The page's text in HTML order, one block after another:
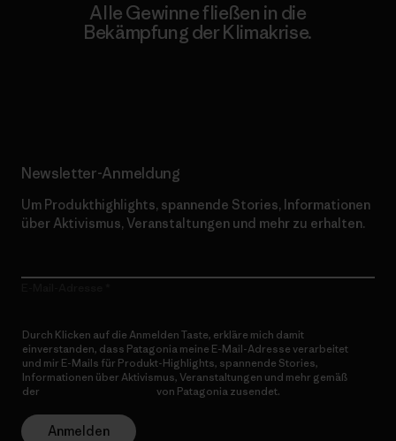
Alle Gewinne fließen in die
Bekämpfung der Klimakrise.
Newsletter-Anmeldung
Um Produkthighlights, spannende Stories, Informationen
über Aktivismus, Veranstaltungen und mehr zu erhalten.
Durch Klicken auf die Anmelden Taste, erkläre mich damit
einverstanden, dass Patagonia meine E-Mail-Adresse verarbeitet
und mir E-Mails für Produkt-Highlights, spannende Stories,
Informationen über Aktivismus, Veranstaltungen und mehr gemäß
der
von Patagonia zusendet.
Anmelden